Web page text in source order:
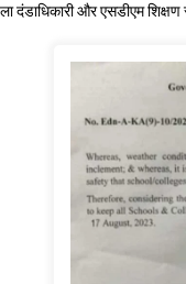
दंडाधिकारी और एसडीएम